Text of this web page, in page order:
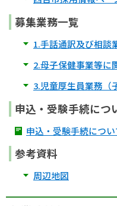
募集業務一覧
1.手話通訳及び相談
2.母子保健事業等に
3.児童厚生員業務（
申込・受験手続につ
申込・受験手続につい
参考資料
周辺地図